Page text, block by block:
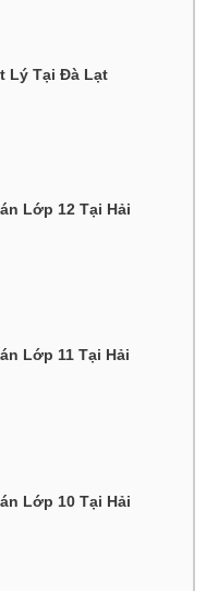
Lý Tại Đà Lạt
Lớp 12 Tại Hải
Lớp 11 Tại Hải
Lớp 10 Tại Hải